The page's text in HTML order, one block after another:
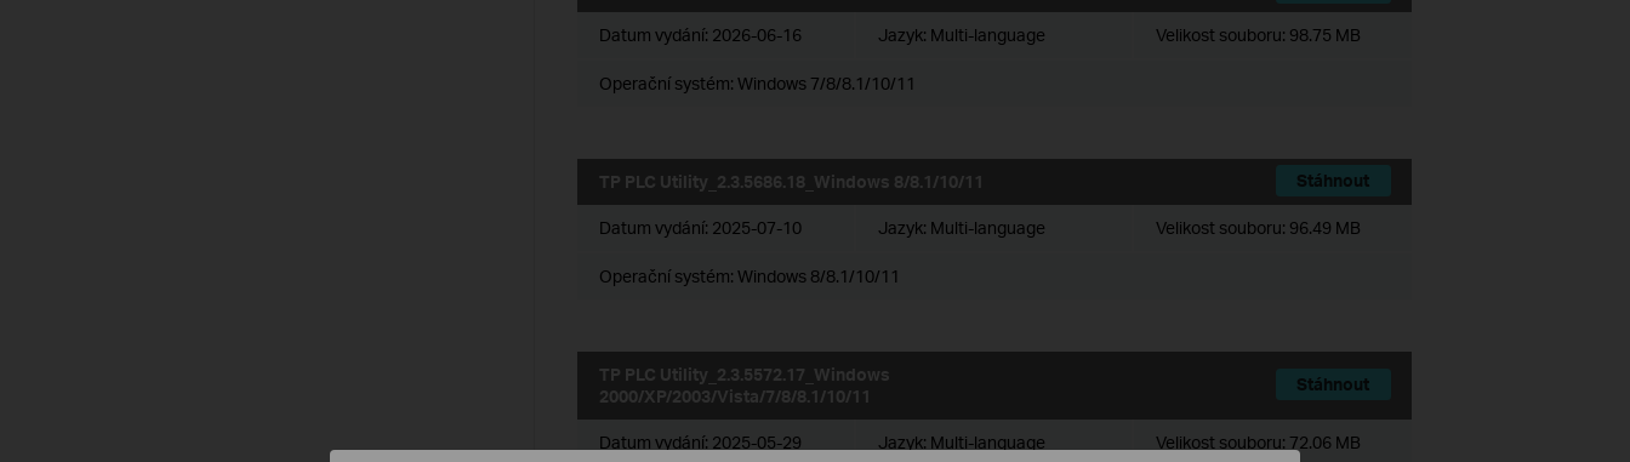
Datum vydání: 2026-06-16 Jazyk: Multi-language Velikost souboru: 98.75 MB
Operační systém: Windows 7/8/8.1/10/11
TP PLC Utility_2.3.5686.18_Windows 8/8.1/10/11 Stáhnout
Datum vydání: 2025-07-10 Jazyk: Multi-language Velikost souboru: 96.49 MB
Operační systém: Windows 8/8.1/10/11
TP PLC Utility_2.3.5572.17_Windows
2000/XP/2003/Vista/7/8/8.1/10/11
Stáhnout
Datum vydání: 2025-05-29 Jazyk: Multi-language Velikost souboru: 72.06 MB